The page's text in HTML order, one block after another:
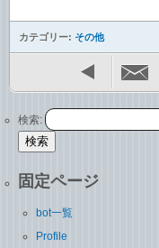
カテゴリー: その他
検索:
固定ページ
bot一覧
Profile